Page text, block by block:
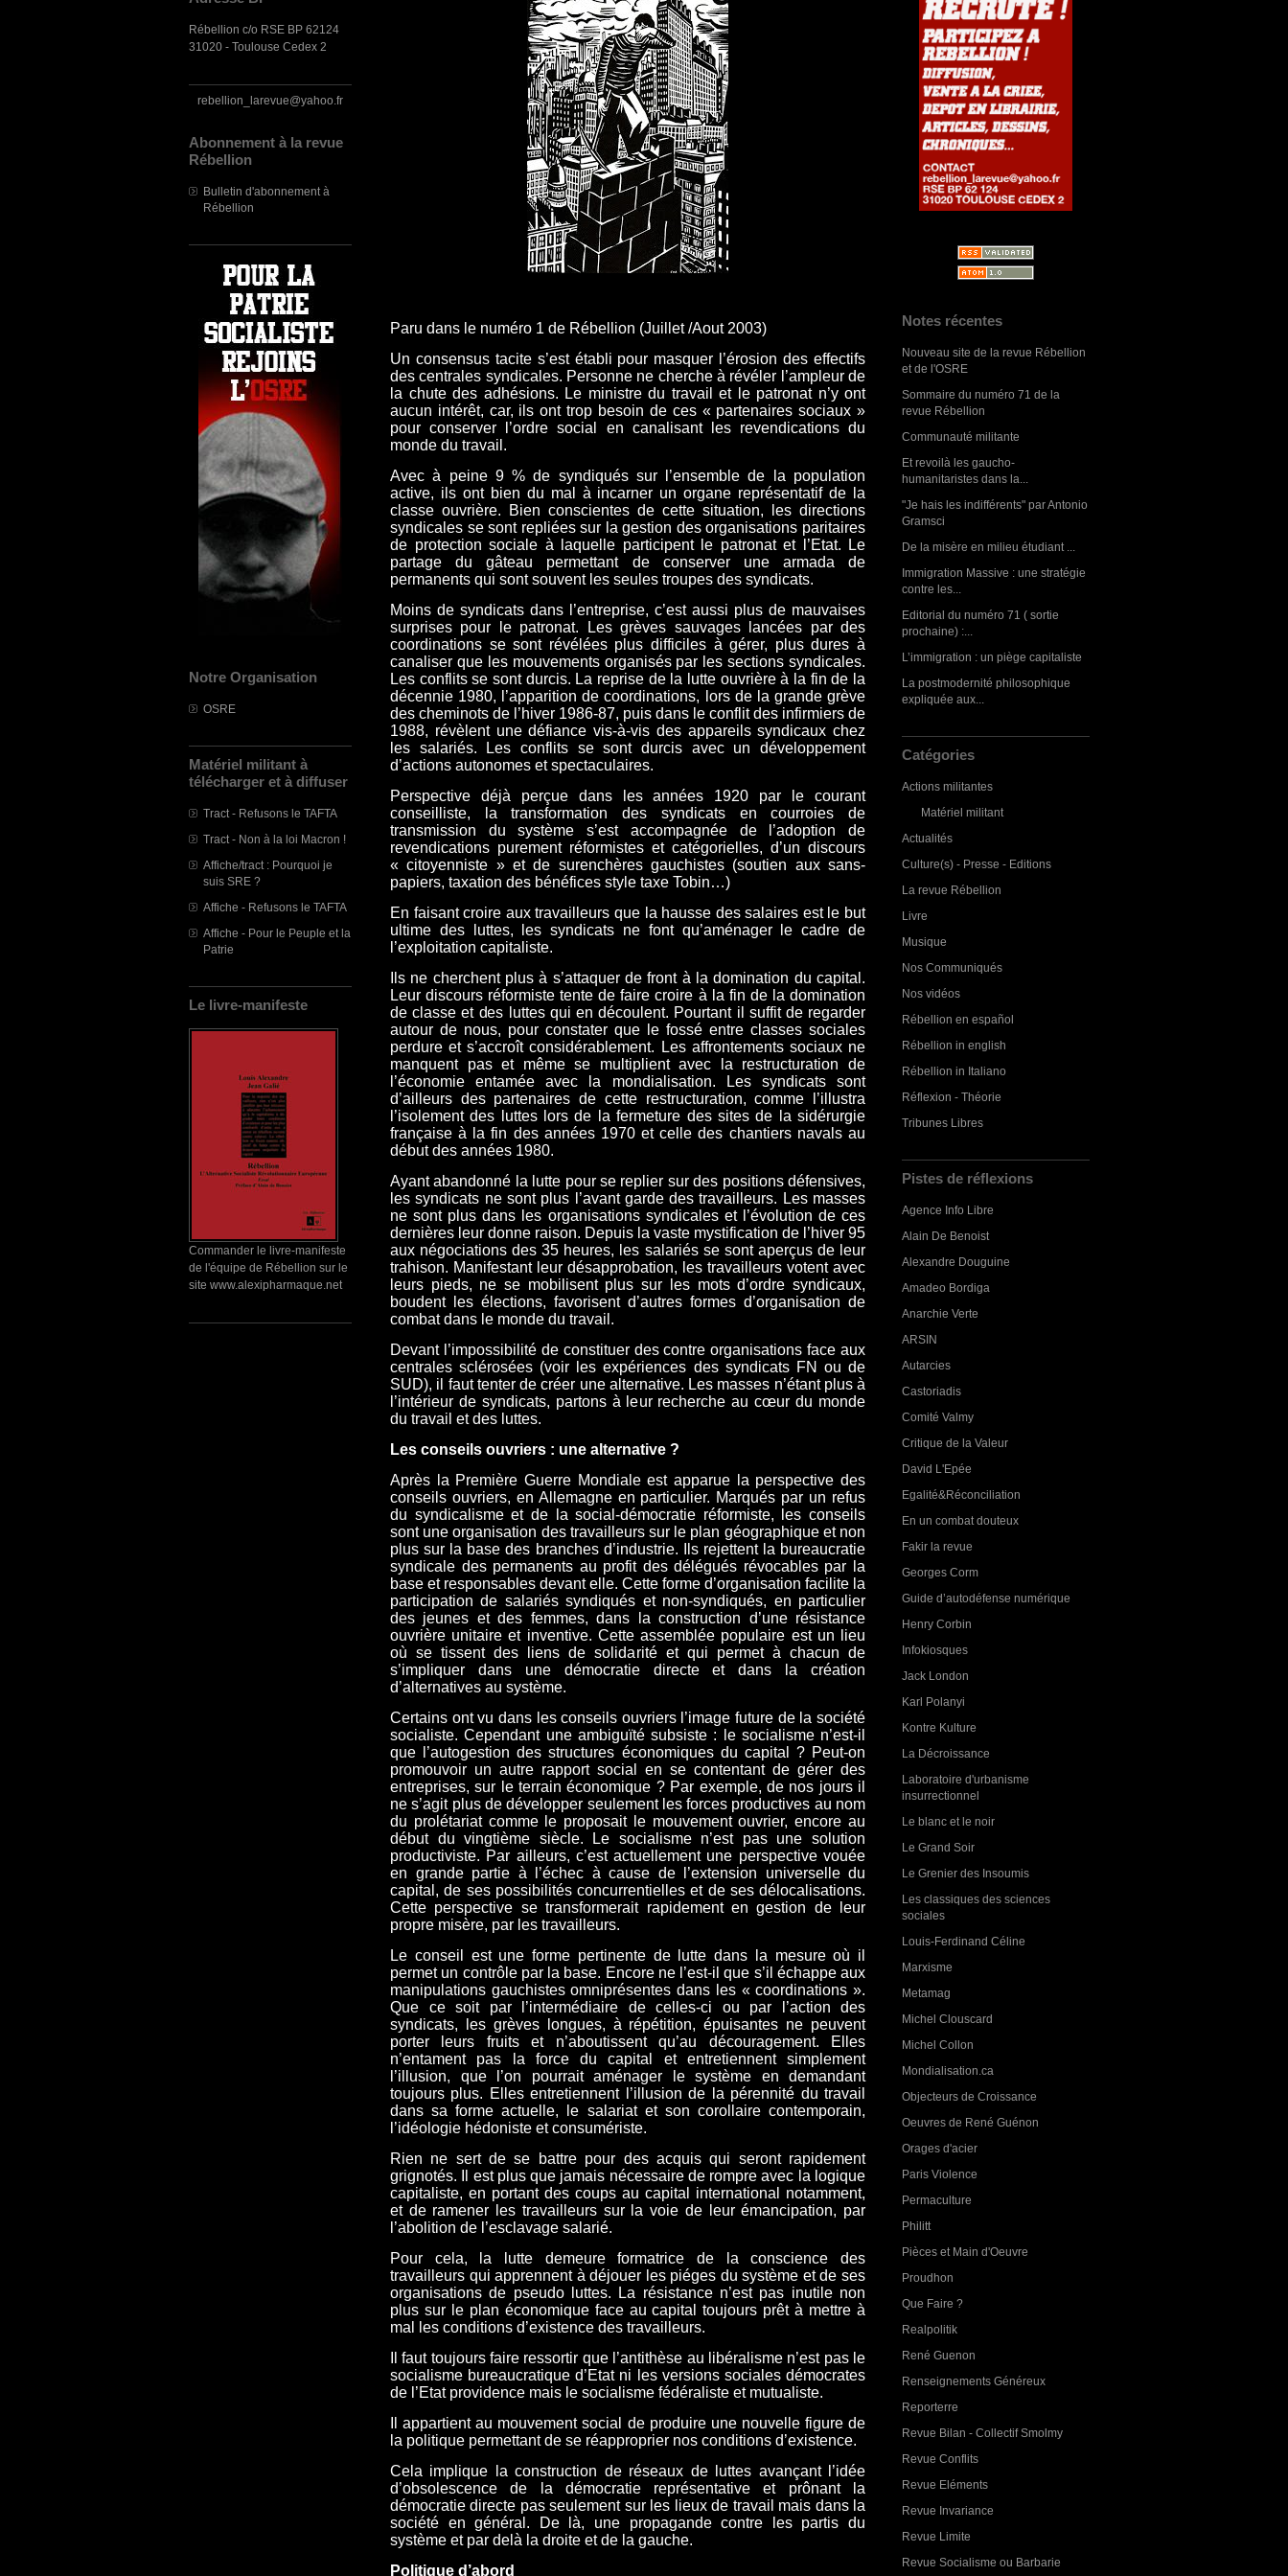
Rébellion c/o RSE BP 62124
31020 - Toulouse Cedex 2
rebellion_larevue@yahoo.fr
Abonnement à la revue
Rébellion
Bulletin d'abonnement à
Rébellion
Notre Organisation
OSRE
Matériel militant à
télécharger et à diffuser
Tract - Refusons le TAFTA
Tract - Non à la loi Macron !
Affiche/tract : Pourquoi je
suis SRE ?
Affiche - Refusons le TAFTA
Affiche - Pour le Peuple et la
Patrie
Le livre-manifeste
Commander le livre-manifeste
de l'équipe de Rébellion sur le
site www.alexipharmaque.net
Notes récentes
Nouveau site de la revue Rébellion
et de l'OSRE
Sommaire du numéro 71 de la
revue Rébellion
Communauté militante
Et revoilà les gaucho-
humanitaristes dans la...
"Je hais les indifférents" par Antonio
Gramsci
De la misère en milieu étudiant ...
Immigration Massive : une stratégie
contre les...
Editorial du numéro 71 ( sortie
prochaine) :...
L’immigration : un piège capitaliste
La postmodernité philosophique
expliquée aux...
Catégories
Actions militantes
Matériel militant
Actualités
Culture(s) - Presse - Editions
La revue Rébellion
Livre
Musique
Nos Communiqués
Nos vidéos
Rébellion en español
Rébellion in english
Rébellion in Italiano
Réflexion - Théorie
Tribunes Libres
Pistes de réflexions
Agence Info Libre
Alain De Benoist
Alexandre Douguine
Amadeo Bordiga
Anarchie Verte
ARSIN
Autarcies
Castoriadis
Comité Valmy
Critique de la Valeur
David L'Epée
Egalité&Réconciliation
En un combat douteux
Fakir la revue
Georges Corm
Guide d’autodéfense numérique
Henry Corbin
Infokiosques
Jack London
Karl Polanyi
Kontre Kulture
La Décroissance
Laboratoire d'urbanisme
insurrectionnel
Le blanc et le noir
Le Grand Soir
Le Grenier des Insoumis
Les classiques des sciences
sociales
Louis-Ferdinand Céline
Marxisme
Metamag
Michel Clouscard
Michel Collon
Mondialisation.ca
Objecteurs de Croissance
Oeuvres de René Guénon
Orages d'acier
Paris Violence
Permaculture
Philitt
Pièces et Main d'Oeuvre
Proudhon
Que Faire ?
Realpolitik
René Guenon
Renseignements Généreux
Reporterre
Revue Bilan - Collectif Smolmy
Revue Conflits
Revue Eléments
Revue Invariance
Revue Limite
Revue Socialisme ou Barbarie
Paru dans le numéro 1 de Rébellion (Juillet /Aout 2003)
Un consensus tacite s’est établi pour masquer l’érosion des effectifs
des centrales syndicales. Personne ne cherche à révéler l’ampleur de
la chute des adhésions. Le ministre du travail et le patronat n’y ont
aucun intérêt, car, ils ont trop besoin de ces « partenaires sociaux »
pour conserver l’ordre social en canalisant les revendications du
monde du travail.
Avec à peine 9 % de syndiqués sur l’ensemble de la population
active, ils ont bien du mal à incarner un organe représentatif de la
classe ouvrière. Bien conscientes de cette situation, les directions
syndicales se sont repliées sur la gestion des organisations paritaires
de protection sociale à laquelle participent le patronat et l’Etat. Le
partage du gâteau permettant de conserver une armada de
permanents qui sont souvent les seules troupes des syndicats.
Moins de syndicats dans l’entreprise, c’est aussi plus de mauvaises
surprises pour le patronat. Les grèves sauvages lancées par des
coordinations se sont révélées plus difficiles à gérer, plus dures à
canaliser que les mouvements organisés par les sections syndicales.
Les conflits se sont durcis. La reprise de la lutte ouvrière à la fin de la
décennie 1980, l’apparition de coordinations, lors de la grande grève
des cheminots de l’hiver 1986-87, puis dans le conflit des infirmiers de
1988, révèlent une défiance vis-à-vis des appareils syndicaux chez
les salariés. Les conflits se sont durcis avec un développement
d’actions autonomes et spectaculaires.
Perspective déjà perçue dans les années 1920 par le courant
conseilliste, la transformation des syndicats en courroies de
transmission du système s’est accompagnée de l’adoption de
revendications purement réformistes et catégorielles, d’un discours
« citoyenniste » et de surenchères gauchistes (soutien aux sans-
papiers, taxation des bénéfices style taxe Tobin…)
En faisant croire aux travailleurs que la hausse des salaires est le but
ultime des luttes, les syndicats ne font qu’aménager le cadre de
l’exploitation capitaliste.
Ils ne cherchent plus à s’attaquer de front à la domination du capital.
Leur discours réformiste tente de faire croire à la fin de la domination
de classe et des luttes qui en découlent. Pourtant il suffit de regarder
autour de nous, pour constater que le fossé entre classes sociales
perdure et s’accroît considérablement. Les affrontements sociaux ne
manquent pas et même se multiplient avec la restructuration de
l’économie entamée avec la mondialisation. Les syndicats sont
d’ailleurs des partenaires de cette restructuration, comme l’illustra
l’isolement des luttes lors de la fermeture des sites de la sidérurgie
française à la fin des années 1970 et celle des chantiers navals au
début des années 1980.
Ayant abandonné la lutte pour se replier sur des positions défensives,
les syndicats ne sont plus l’avant garde des travailleurs. Les masses
ne sont plus dans les organisations syndicales et l’évolution de ces
dernières leur donne raison. Depuis la vaste mystification de l’hiver 95
aux négociations des 35 heures, les salariés se sont aperçus de leur
trahison. Manifestant leur désapprobation, les travailleurs votent avec
leurs pieds, ne se mobilisent plus sur les mots d’ordre syndicaux,
boudent les élections, favorisent d’autres formes d’organisation de
combat dans le monde du travail.
Devant l’impossibilité de constituer des contre organisations face aux
centrales sclérosées (voir les expériences des syndicats FN ou de
SUD), il faut tenter de créer une alternative. Les masses n’étant plus à
l’intérieur de syndicats, partons à leur recherche au cœur du monde
du travail et des luttes.
Les conseils ouvriers : une alternative ?
Après la Première Guerre Mondiale est apparue la perspective des
conseils ouvriers, en Allemagne en particulier. Marqués par un refus
du syndicalisme et de la social-démocratie réformiste, les conseils
sont une organisation des travailleurs sur le plan géographique et non
plus sur la base des branches d’industrie. Ils rejettent la bureaucratie
syndicale des permanents au profit des délégués révocables par la
base et responsables devant elle. Cette forme d’organisation facilite la
participation de salariés syndiqués et non-syndiqués, en particulier
des jeunes et des femmes, dans la construction d’une résistance
ouvrière unitaire et inventive. Cette assemblée populaire est un lieu
où se tissent des liens de solidarité et qui permet à chacun de
s’impliquer dans une démocratie directe et dans la création
d’alternatives au système.
Certains ont vu dans les conseils ouvriers l’image future de la société
socialiste. Cependant une ambiguïté subsiste : le socialisme n’est-il
que l’autogestion des structures économiques du capital ? Peut-on
promouvoir un autre rapport social en se contentant de gérer des
entreprises, sur le terrain économique ? Par exemple, de nos jours il
ne s’agit plus de développer seulement les forces productives au nom
du prolétariat comme le proposait le mouvement ouvrier, encore au
début du vingtième siècle. Le socialisme n’est pas une solution
productiviste. Par ailleurs, c’est actuellement une perspective vouée
en grande partie à l’échec à cause de l’extension universelle du
capital, de ses possibilités concurrentielles et de ses délocalisations.
Cette perspective se transformerait rapidement en gestion de leur
propre misère, par les travailleurs.
Le conseil est une forme pertinente de lutte dans la mesure où il
permet un contrôle par la base. Encore ne l’est-il que s’il échappe aux
manipulations gauchistes omniprésentes dans les « coordinations ».
Que ce soit par l’intermédiaire de celles-ci ou par l’action des
syndicats, les grèves longues, à répétition, épuisantes ne peuvent
porter leurs fruits et n’aboutissent qu’au découragement. Elles
n’entament pas la force du capital et entretiennent simplement
l’illusion, que l’on pourrait aménager le système en demandant
toujours plus. Elles entretiennent l’illusion de la pérennité du travail
dans sa forme actuelle, le salariat et son corollaire contemporain,
l’idéologie hédoniste et consumériste.
Rien ne sert de se battre pour des acquis qui seront rapidement
grignotés. Il est plus que jamais nécessaire de rompre avec la logique
capitaliste, en portant des coups au capital international notamment,
et de ramener les travailleurs sur la voie de leur émancipation, par
l’abolition de l’esclavage salarié.
Pour cela, la lutte demeure formatrice de la conscience des
travailleurs qui apprennent à déjouer les piéges du système et de ses
organisations de pseudo luttes. La résistance n’est pas inutile non
plus sur le plan économique face au capital toujours prêt à mettre à
mal les conditions d’existence des travailleurs.
Il faut toujours faire ressortir que l’antithèse au libéralisme n’est pas le
socialisme bureaucratique d’Etat ni les versions sociales démocrates
de l’Etat providence mais le socialisme fédéraliste et mutualiste.
Il appartient au mouvement social de produire une nouvelle figure de
la politique permettant de se réapproprier nos conditions d’existence.
Cela implique la construction de réseaux de luttes avançant l’idée
d’obsolescence de la démocratie représentative et prônant la
démocratie directe pas seulement sur les lieux de travail mais dans la
société en général. De là, une propagande contre les partis du
système et par delà la droite et de la gauche.
Politique d’abord